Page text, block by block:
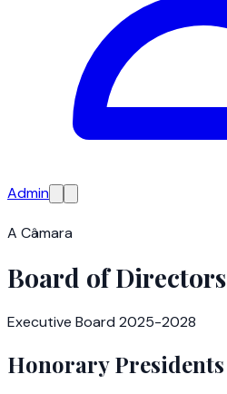
Admin
A Câmara
Board of Directors
Executive Board 2025-2028
Honorary Presidents